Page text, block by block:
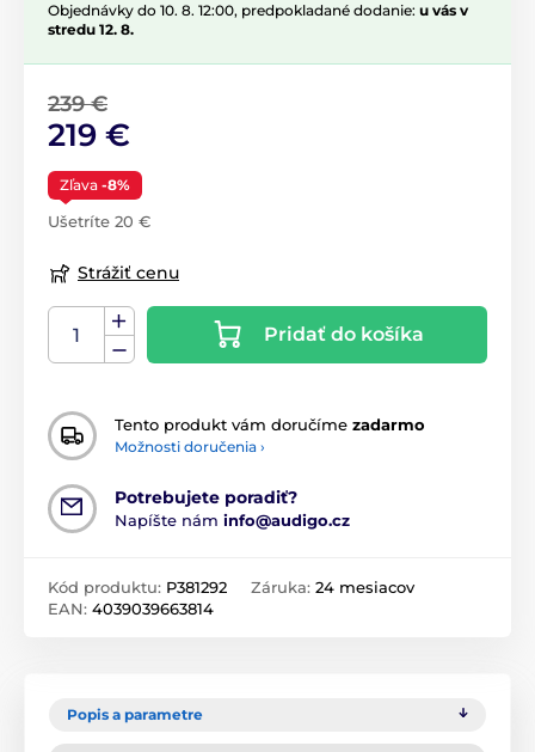
Objednávky do 10. 8. 12:00, predpokladané dodanie: u vás v
stredu 12. 8.
239 €
219 €
Zľava -8%
Ušetríte 20 €
Strážiť cenu
Pridať do košíka
Tento produkt vám doručíme zadarmo
Možnosti doručenia ›
Potrebujete poradiť?
Napíšte nám info@audigo.cz
Kód produktu: P381292
EAN: 4039039663814
Záruka: 24 mesiacov
Popis a parametre